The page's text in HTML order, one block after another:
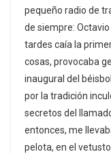
pequeño radio de
de siempre:
tardes caía la
cosas, provocaba
inaugural del
por la tradición
secretos del
entonces, me
pelota, en el